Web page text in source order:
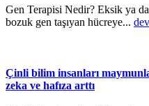
Gen Terapisi Nedir? Eksik ya
bozuk gen taşıyan hücreye...
Çinli bilim insanları
zeka ve hafıza arttı